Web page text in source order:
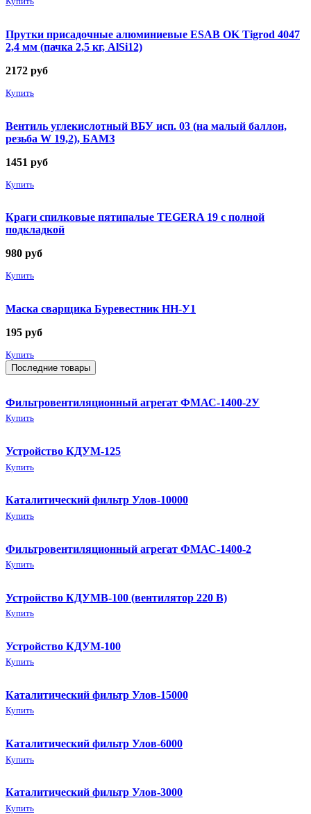
Прутки присадочные алюминиевые ESAB OK Tigrod 4047
2,4 мм (пачка 2,5 кг, AlSi12)
2172 руб
Купить
Вентиль углекислотный ВБУ исп. 03 (на малый баллон,
резьба W 19,2), БАМЗ
1451 руб
Купить
Краги спилковые пятипалые TEGERA 19 с полной
подкладкой
980 руб
Купить
Маска сварщика Буревестник НН-У1
195 руб
Купить
Последние товары
Фильтровентиляционный агрегат ФМАС-1400-2У
Купить
Устройство КДУМ-125
Купить
Каталитический фильтр Улов-10000
Купить
Фильтровентиляционный агрегат ФМАС-1400-2
Купить
Устройство КДУМВ-100 (вентилятор 220 В)
Купить
Устройство КДУМ-100
Купить
Каталитический фильтр Улов-15000
Купить
Каталитический фильтр Улов-6000
Купить
Каталитический фильтр Улов-3000
Купить